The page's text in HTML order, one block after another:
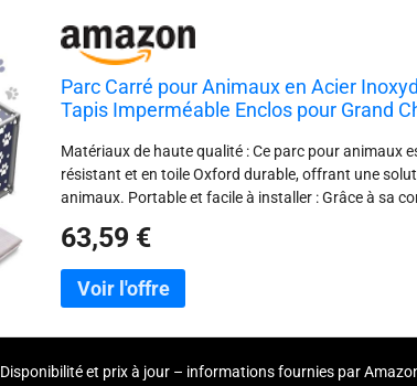
Parc Carré pour Animaux en Acier
Tapis Imperméable Enclos pour Grand
Matériaux de haute qualité : Ce parc pour animaux
résistant et en toile Oxford durable, offrant une
animaux. Portable et facile à installer : Grâce à sa
Confort et sécurité : La toile Oxford douce et
animal, tandis que la structure en acier inoxydable
chiots, chatons et grands et petits animaux. Facile
imperméable et facile à nettoyer, ce qui en fait un
d'animaux. Tapis absorbant offert : Ce parc inclut
63,59 €
Disponibilité et prix à jour – informations fournies par